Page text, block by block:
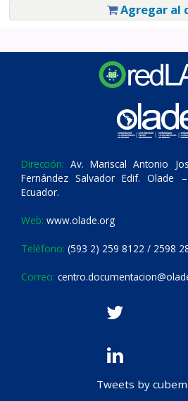
Agregar al
Dirección: Av. Mariscal Antonio
Fernández Salvador Edif. Olade
Ecuador.
Web: www.olade.org
Teléfono: (593 2) 259 8122 / 2598
Correo:
Tweets by